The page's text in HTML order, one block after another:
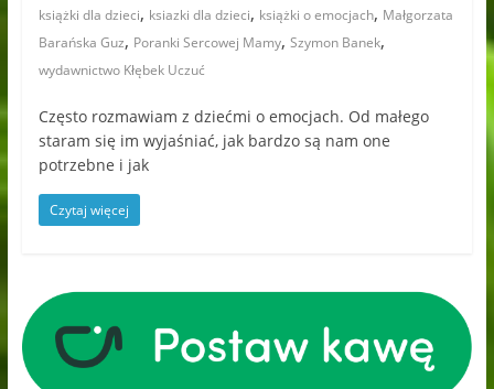
książki dla dzieci, ksiazki dla dzieci, książki o emocjach, Małgorzata
Barańska Guz, Poranki Sercowej Mamy, Szymon Banek,
wydawnictwo Kłębek Uczuć
Często rozmawiam z dziećmi o emocjach. Od małego
staram się im wyjaśniać, jak bardzo są nam one
potrzebne i jak
Czytaj więcej